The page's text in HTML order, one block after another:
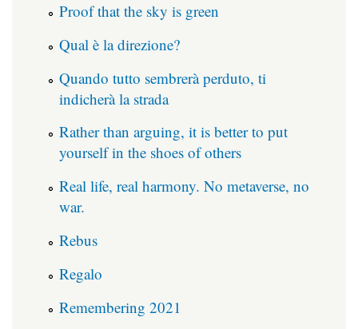
Proof that the sky is green
Qual è la direzione?
Quando tutto sembrerà perduto, ti
indicherà la strada
Rather than arguing, it is better to put
yourself in the shoes of others
Real life, real harmony. No metaverse, no
war.
Rebus
Regalo
Remembering 2021